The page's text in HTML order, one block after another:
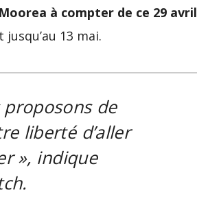
à compter de ce 29 avril
13 mai.
proposons de
liberté d’aller
», indique